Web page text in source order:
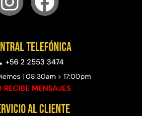
telefónica
+56 2 2553 3474
| 08:30am > 17:00pm
RECIBE MENSAJES
al cliente